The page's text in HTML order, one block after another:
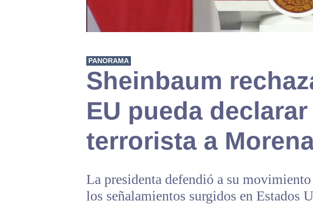
PANORAMA
Sheinbaum
EU pueda declarar
terrorista a
La presidenta defendió a su
los señalamientos surgidos en Estados